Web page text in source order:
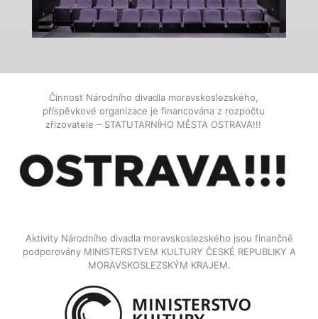
Činnost Národního divadla moravskoslezského,
příspěvkové organizace je financována z rozpočtu
zřizovatele – STATUTARNÍHO MĚSTA OSTRAVA!!!
Aktivity Národního divadla moravskoslezského jsou finančně
podporovány MINISTERSTVEM KULTURY ČESKÉ REPUBLIKY A
MORAVSKOSLEZSKÝM KRAJEM.